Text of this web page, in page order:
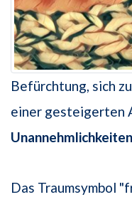
Befürchtung, sich
einer gesteigerten
Unannehmlichkeiten
Das Traumsymbol